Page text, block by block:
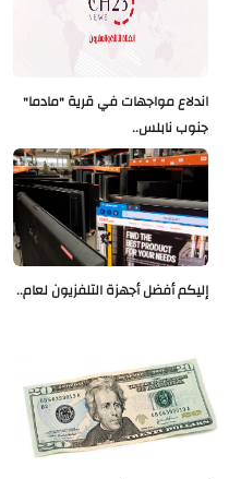
اندلاع مواجهات في قرية "مادما"
جنوب نابلس..
إليكم أفضل أجهزة التلفزيون لعام..